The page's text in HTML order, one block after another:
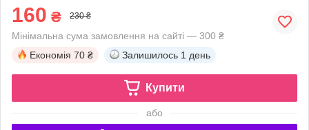
160 ₴ 230 ₴
Мінімальна сума замовлення на сайті — 300 ₴
Економія 70 ₴ Залишилось 1 день
Купити
або